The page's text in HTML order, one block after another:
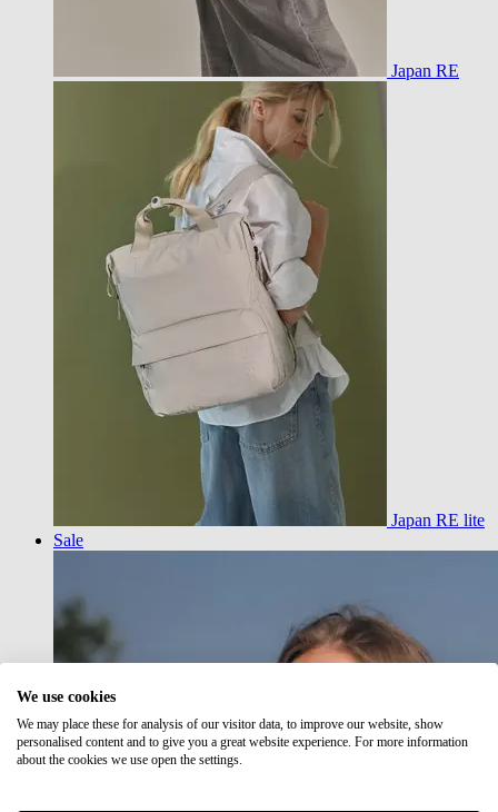
Japan RE
Japan RE lite
Sale
We use cookies
We may place these for analysis of our visitor data, to improve our website, show
personalised content and to give you a great website experience. For more information
about the cookies we use open the settings.